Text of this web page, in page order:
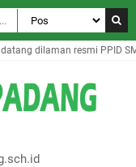
dilaman resmi PPID